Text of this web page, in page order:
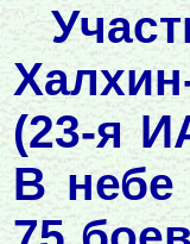
(23-я
В небе